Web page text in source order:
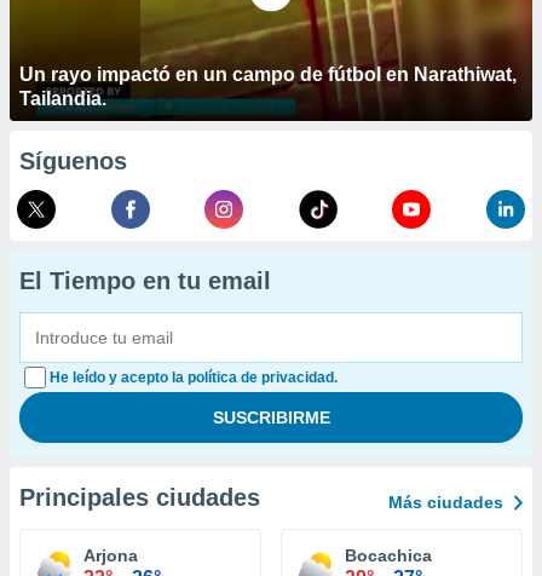
Un rayo impactó en un campo de fútbol en Narathiwat,
Tailandia.
Síguenos
El Tiempo en tu email
He leído y acepto la política de privacidad.
Principales ciudades Más ciudades
Arjona Bocachica